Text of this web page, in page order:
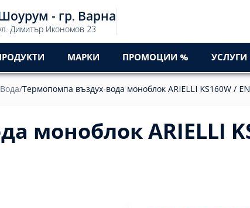
- гр. Варна
Димитър Икономов 23
МАРКИ ПРОМОЦИИ % УСЛУГИ
/Термопомпа въздух-вода моноблок ARIELLI KS160W /
моноблок ARIELLI